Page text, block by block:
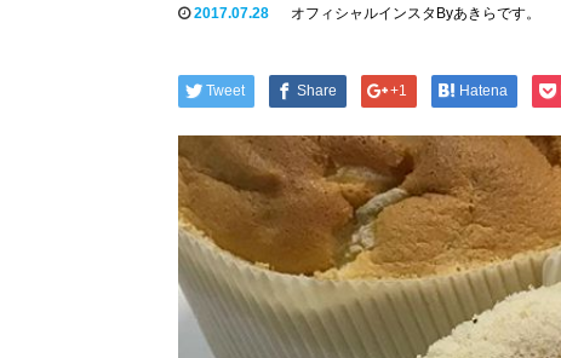
2017.07.28 オフィシャルインスタByあきらです。
Tweet Share +1 Hatena